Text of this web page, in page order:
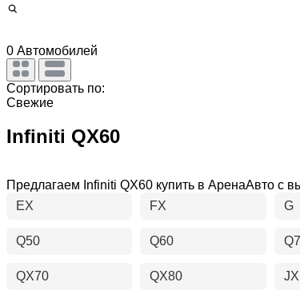
0 Автомобилей
Сортировать по:
Свежие
Infiniti QX60
Предлагаем Infiniti QX60 купить в АренаАвто с
EX
FX G
Q50 Q60
QX70 QX80 JX